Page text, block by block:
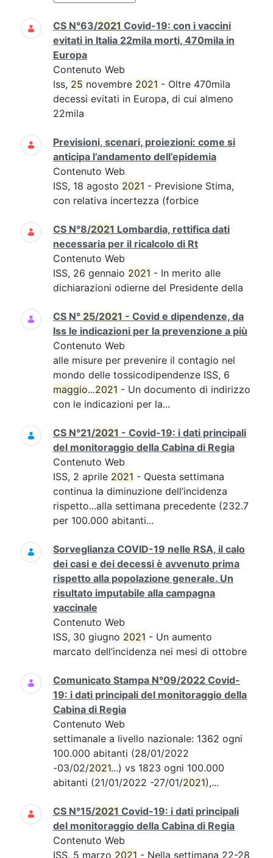
CS N°63/2021 Covid-19: con i vaccini
evitati in Italia 22mila morti, 470mila in
Europa
Contenuto Web
Iss, 25 novembre 2021 - Oltre 470mila
decessi evitati in Europa, di cui almeno
22mila
Previsioni, scenari, proiezioni: come si
anticipa l’andamento dell’epidemia
Contenuto Web
ISS, 18 agosto 2021 - Previsione Stima,
con relativa incertezza (forbice
CS N°8/2021 Lombardia, rettifica dati
necessaria per il ricalcolo di Rt
Contenuto Web
ISS, 26 gennaio 2021 - In merito alle
dichiarazioni odierne del Presidente della
CS N° 25/2021 - Covid e dipendenze, da
Iss le indicazioni per la prevenzione a più
Contenuto Web
alle misure per prevenire il contagio nel
mondo delle tossicodipendenze ISS, 6
maggio...2021 - Un documento di indirizzo
con le indicazioni per la...
CS N°21/2021 - Covid-19: i dati principali
del monitoraggio della Cabina di Regia
Contenuto Web
ISS, 2 aprile 2021 - Questa settimana
continua la diminuzione dell’incidenza
rispetto...alla settimana precedente (232.7
per 100.000 abitanti...
Sorveglianza COVID-19 nelle RSA, il calo
dei casi e dei decessi è avvenuto prima
rispetto alla popolazione generale. Un
risultato imputabile alla campagna
vaccinale
Contenuto Web
ISS, 30 giugno 2021 - Un aumento
marcato dell’incidenza nei mesi di ottobre
Comunicato Stampa N°09/2022 Covid-
19: i dati principali del monitoraggio della
Cabina di Regia
Contenuto Web
settimanale a livello nazionale: 1362 ogni
100.000 abitanti (28/01/2022
-03/02/2021...) vs 1823 ogni 100.000
abitanti (21/01/2022 -27/01/2021),...
CS N°15/2021 Covid-19: i dati principali
del monitoraggio della Cabina di Regia
Contenuto Web
ISS, 5 marzo 2021 - Nella settimana 22-28